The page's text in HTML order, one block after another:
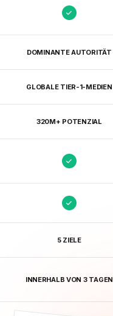
DOMINANTE AUTORITÄT
GLOBALE TIER-1-MEDIEN
320M+ POTENZIAL
5 ZIELE
INNERHALB VON 3 TAGEN